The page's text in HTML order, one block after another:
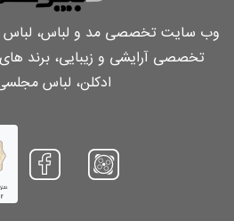
وب سایت تخصصی مد و لباس، لباس
تخصصی آرایشی و زیبایی، برند
ادکلن، لباس